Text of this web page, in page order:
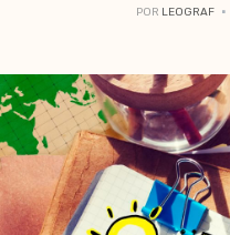
POR LEOGRAF